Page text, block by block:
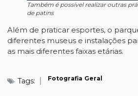
Também é possível realizar outras
de patins
Além de praticar esportes, o
diferentes museus e instalações
as mais diferentes faixas etárias.
Tags: Fotografia Geral